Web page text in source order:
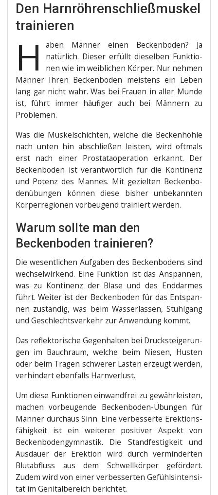
Den Harnröhrenschließmuskel
trainieren
H
aben Män­ner einen Becken­bo­den? Ja
natür­lich. Die­ser erfüllt die­sel­ben Funk­tio­
nen wie im weib­li­chen Kör­per. Nur neh­men
Män­ner Ihren Becken­bo­den meis­tens ein Leben
lang gar nicht wahr. Was bei Frau­en in aller Mun­de
ist, führt immer häu­fi­ger auch bei Män­nern zu
Problemen.
Was die Mus­kel­schich­ten, wel­che die Becken­höh­le
nach unten hin abschlie­ßen leis­ten, wird oft­mals
erst nach einer Pro­sta­ta­ope­ra­ti­on erkannt. Der
Becken­bo­den ist ver­ant­wort­lich für die Kon­ti­nenz
und Potenz des Man­nes. Mit geziel­ten Becken­bo­
den­übun­gen kön­nen die­se bis­her unbe­kann­ten
Kör­per­re­gio­nen vor­beu­gend trai­niert werden.
Warum sollte man den
Beckenboden trainieren?
Die wesent­li­chen Auf­ga­ben des Becken­bo­dens sind
wech­sel­wir­kend. Eine Funk­ti­on ist das Anspan­nen,
was zu Kon­ti­nenz der Bla­se und des End­darmes
führt. Wei­ter ist der Becken­bo­den für das Ent­span­
nen zustän­dig, was beim Was­ser­las­sen, Stuhl­gang
und Geschlechts­ver­kehr zur Anwen­dung kommt.
Das reflek­to­ri­sche Gegen­hal­ten bei Druck­stei­ge­run­
gen im Bauch­raum, wel­che beim Nie­sen, Hus­ten
oder beim Tra­gen schwe­rer Las­ten erzeugt wer­den,
ver­hin­dert eben­falls Harnverlust.
Um die­se Funk­tio­nen ein­wand­frei zu gewähr­leis­ten,
machen vor­beu­gen­de Becken­bo­den-Übun­gen für
Män­ner durch­aus Sinn. Eine ver­bes­ser­te Erek­ti­ons­
fä­hig­keit ist ein wei­te­rer posi­ti­ver Aspekt von
Becken­bo­den­gym­nas­tik. Die Stand­fes­tig­keit und
Aus­dau­er der Erek­ti­on wird durch ver­min­der­ten
Blut­ab­fluss aus dem Schwell­kör­per geför­dert.
Zudem wird von einer ver­bes­ser­ten Gefühls­in­ten­si­
tät im Geni­tal­be­reich berichtet.